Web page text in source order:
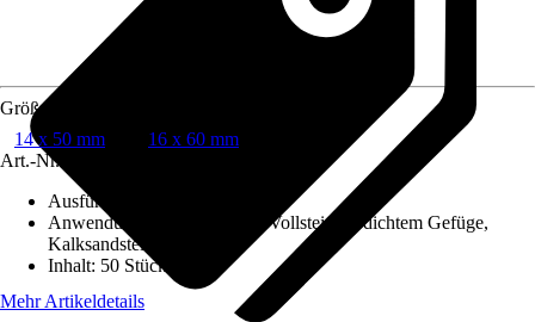
Größe
14 x 50 mm
16 x 60 mm
Art.-Nr.
Ausführung
Anwendungsbereich
Beton, Vollstein m. dichtem Gefüge,
Kalksandstein
Inhalt: 50 Stück
Mehr Artikeldetails